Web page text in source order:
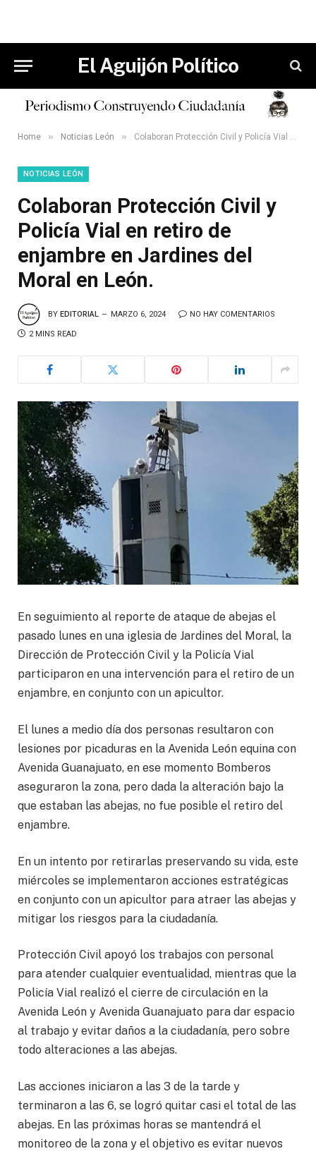
El Aguijón Político
Home » Noticias León » Colaboran Protección Civil y Policía Vial en retiro de enjambre en Jardines del Moral en León.
NOTICIAS LEÓN
Colaboran Protección Civil y
Policía Vial en retiro de
enjambre en Jardines del
Moral en León.
BY EDITORIAL MARZO 6, 2024 NO HAY COMENTARIOS
2 MINS READ
En seguimiento al reporte de ataque de abejas el
pasado lunes en una iglesia de Jardines del Moral, la
Dirección de Protección Civil y la Policía Vial
participaron en una intervención para el retiro de un
enjambre, en conjunto con un apicultor.
El lunes a medio día dos personas resultaron con
lesiones por picaduras en la Avenida León equina con
Avenida Guanajuato, en ese momento Bomberos
aseguraron la zona, pero dada la alteración bajo la
que estaban las abejas, no fue posible el retiro del
enjambre.
En un intento por retirarlas preservando su vida, este
miércoles se implementaron acciones estratégicas
en conjunto con un apicultor para atraer las abejas y
mitigar los riesgos para la ciudadanía.
Protección Civil apoyó los trabajos con personal
para atender cualquier eventualidad, mientras que la
Policía Vial realizó el cierre de circulación en la
Avenida León y Avenida Guanajuato para dar espacio
al trabajo y evitar daños a la ciudadanía, pero sobre
todo alteraciones a las abejas.
Las acciones iniciaron a las 3 de la tarde y
terminaron a las 6, se logró quitar casi el total de las
abejas. En las próximas horas se mantendrá el
monitoreo de la zona y el objetivo es evitar nuevos